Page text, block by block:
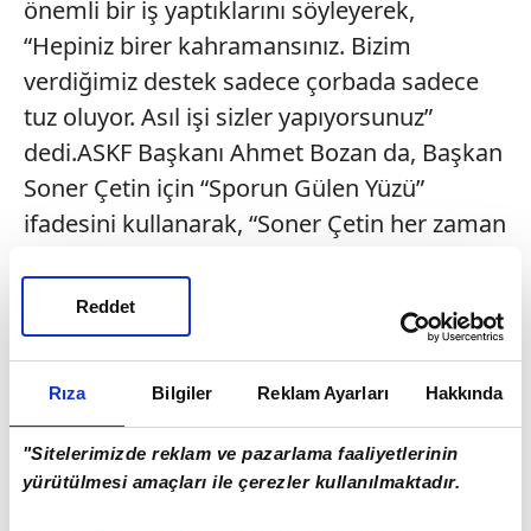
Rıza Bilgiler Reklam Ayarları Hakkında
"Sitelerimizde reklam ve pazarlama faaliyetlerinin
yürütülmesi amaçları ile çerezler kullanılmaktadır.
Reddet
önemli bir iş yaptıklarını söyleyerek,
“Hepiniz birer kahramansınız. Bizim
verdiğimiz destek sadece çorbada sadece
tuz oluyor. Asıl işi sizler yapıyorsunuz”
dedi.ASKF Başkanı Ahmet Bozan da, Başkan
Soner Çetin için “Sporun Gülen Yüzü”
ifadesini kullanarak, “Soner Çetin her zaman
kulüplerin en büyük destekçisidir. Ne zaman
bir ihtiyacımız olsa bizi kırmadı ve yardımcı
oldu” şeklinde konuştu.Pandemiden dolayı
maçların oynanmadığını, antrenman
yapılamadığını kaydeden Ahmet Bozan,
böylesi zorlu bir dönemde Başkan Soner